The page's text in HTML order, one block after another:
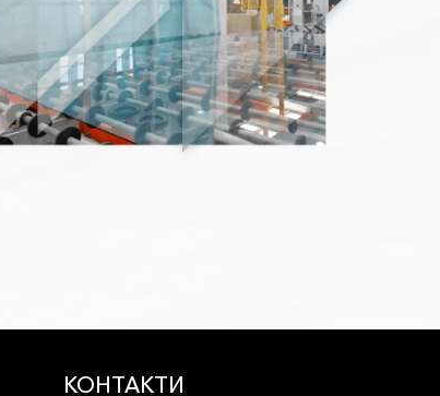
КОНТАКТИ